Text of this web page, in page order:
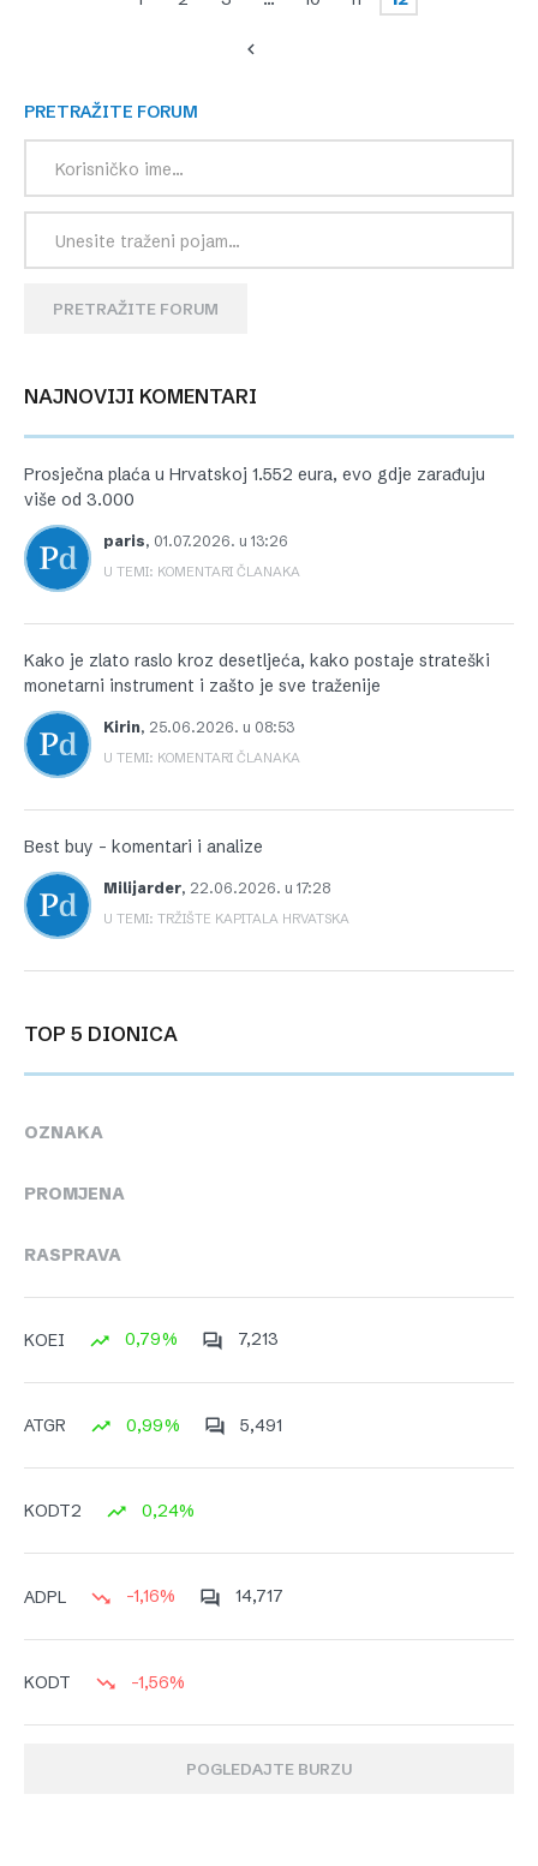
PRETRAŽITE FORUM
PRETRAŽITE FORUM
NAJNOVIJI KOMENTARI
Prosječna plaća u Hrvatskoj 1.552 eura, evo gdje zarađuju
više od 3.000
paris, 01.07.2026. u 13:26
U TEMI: KOMENTARI ČLANAKA
Kako je zlato raslo kroz desetljeća, kako postaje strateški
monetarni instrument i zašto je sve traženije
Kirin, 25.06.2026. u 08:53
U TEMI: KOMENTARI ČLANAKA
Best buy – komentari i analize
Milijarder, 22.06.2026. u 17:28
U TEMI: TRŽIŠTE KAPITALA HRVATSKA
TOP 5 DIONICA
OZNAKA
PROMJENA
RASPRAVA
KOEI 0,79% 7,213
ATGR 0,99% 5,491
KODT2 0,24%
ADPL -1,16% 14,717
KODT -1,56%
POGLEDAJTE BURZU